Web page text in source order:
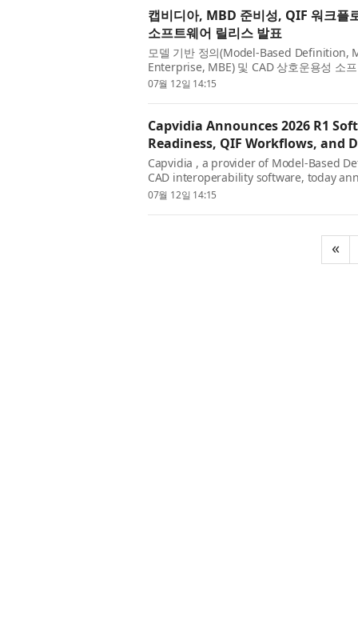
캡비디아, MBD 준비성, QIF 워크플
소프트웨어 릴리스 발표
모델 기반 정의(Model-Based Definition,
Enterprise, MBE) 및 CAD 상호운용성 소
체, OEM, 공급업체 및 품질 조직을 위한
07월 12일 14:15
Capvidia Announces 2026 R1
Readiness, QIF Workflows, and
Capvidia , a provider of Model-Based
CAD interoperability software, today
software portfolio for manufacturers,
07월 12일 14:15
«